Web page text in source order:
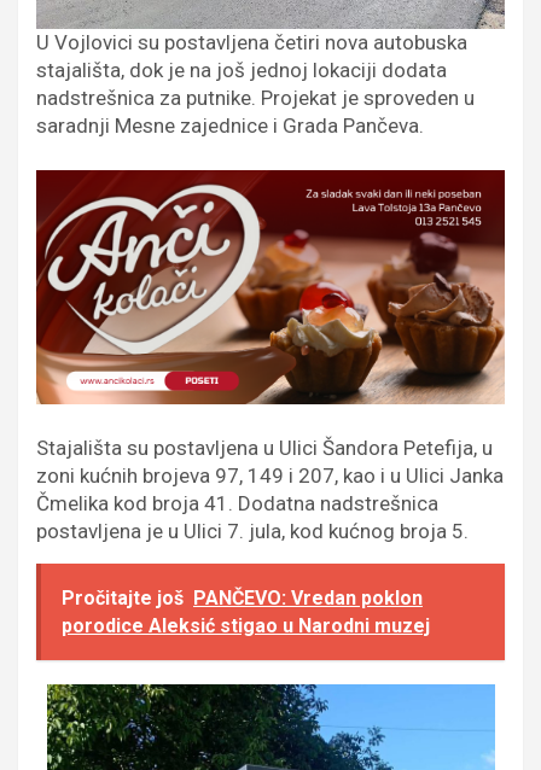
U Vojlovici su postavljena četiri nova autobuska
stajališta, dok je na još jednoj lokaciji dodata
nadstrešnica za putnike. Projekat je sproveden u
saradnji Mesne zajednice i Grada Pančeva.
Stajališta su postavljena u Ulici Šandora Petefija, u
zoni kućnih brojeva 97, 149 i 207, kao i u Ulici Janka
Čmelika kod broja 41. Dodatna nadstrešnica
postavljena je u Ulici 7. jula, kod kućnog broja 5.
Pročitajte još PANČEVO: Vredan poklon
porodice Aleksić stigao u Narodni muzej